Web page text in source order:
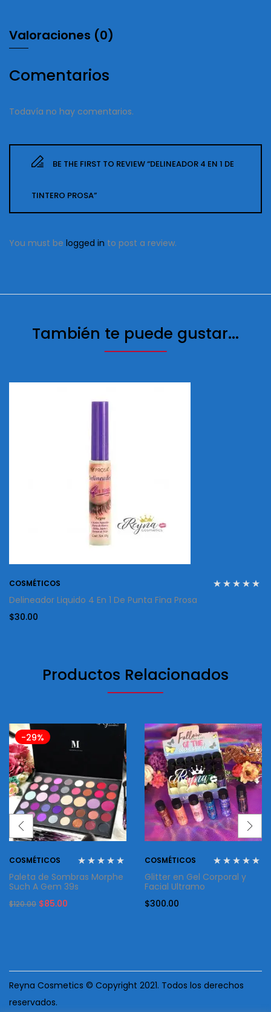
Valoraciones (0)
Comentarios
Todavía no hay comentarios.
BE THE FIRST TO REVIEW “DELINEADOR 4 EN 1 DE
TINTERO PROSA”
You must be logged in to post a review.
También te puede gustar...
COSMÉTICOS
Delineador Liquido 4 En 1 De Punta Fina Prosa
$30.00
Productos Relacionados
-29%
COSMÉTICOS
Paleta de Sombras Morphe
Such A Gem 39s
$120.00 Original
$85.00
COSMÉTICOS
Glitter en Gel Corporal y
Facial Ultramo
$300.00
Reyna Cosmetics © Copyright 2021. Todos los derechos
reservados.